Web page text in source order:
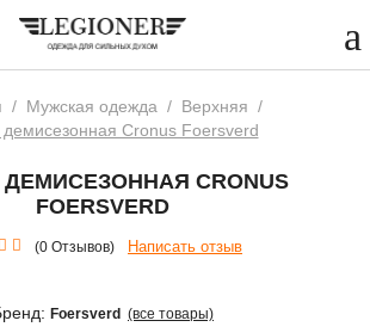
/ Мужская одежда / Верхняя /
демисезонная Cronus Foersverd
ДЕМИСЕЗОННАЯ CRONUS
FOERSVERD
(0 Отзывов) Написать отзыв
Foersverd (все товары)